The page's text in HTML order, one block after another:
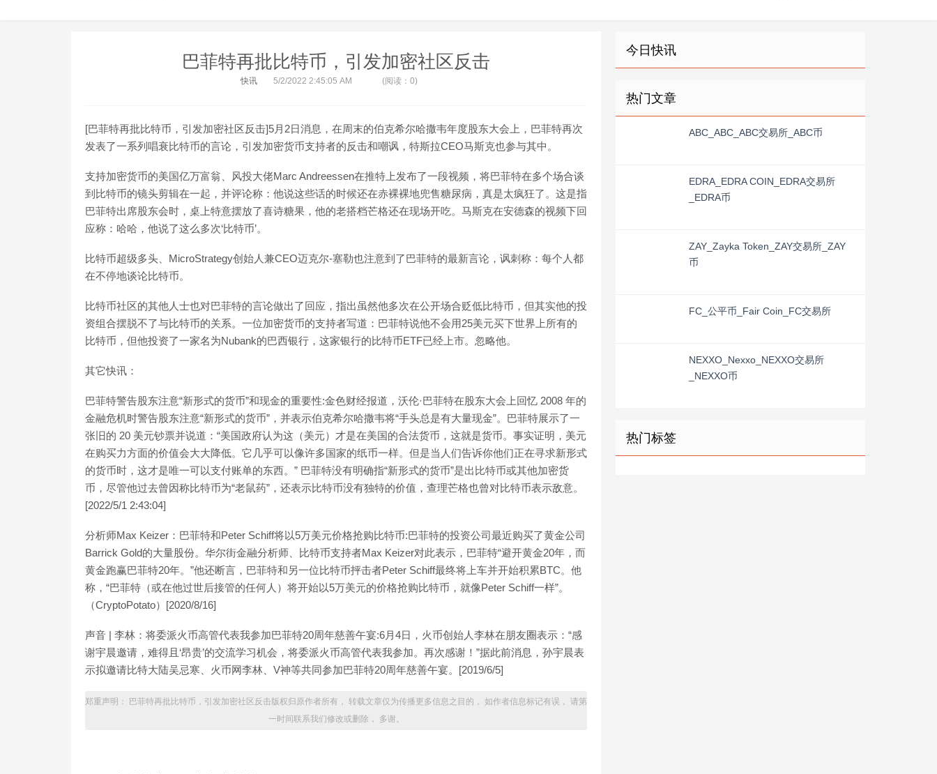
巴菲特再批比特币，引发加密社区反击
快讯 5/2/2022 2:45:05 AM (阅读：0)
[巴菲特再批比特币，引发加密社区反击]5月2日消息，在周末的伯克希尔哈撒韦年度股东大会上，巴菲特再次
发表了一系列唱衰比特币的言论，引发加密货币支持者的反击和嘲讽，特斯拉CEO马斯克也参与其中。
支持加密货币的美国亿万富翁、风投大佬Marc Andreessen在推特上发布了一段视频，将巴菲特在多个场合谈
到比特币的镜头剪辑在一起，并评论称：他说这些话的时候还在赤裸裸地兜售糖尿病，真是太疯狂了。这是指
巴菲特出席股东会时，桌上特意摆放了喜诗糖果，他的老搭档芒格还在现场开吃。马斯克在安德森的视频下回
应称：哈哈，他说了这么多次‘比特币’。
比特币超级多头、MicroStrategy创始人兼CEO迈克尔-塞勒也注意到了巴菲特的最新言论，讽刺称：每个人都
在不停地谈论比特币。
比特币社区的其他人士也对巴菲特的言论做出了回应，指出虽然他多次在公开场合贬低比特币，但其实他的投
资组合摆脱不了与比特币的关系。一位加密货币的支持者写道：巴菲特说他不会用25美元买下世界上所有的
比特币，但他投资了一家名为Nubank的巴西银行，这家银行的比特币ETF已经上市。忽略他。
其它快讯：
巴菲特警告股东注意“新形式的货币”和现金的重要性:金色财经报道，沃伦·巴菲特在股东大会上回忆 2008 年的
金融危机时警告股东注意“新形式的货币”，并表示伯克希尔哈撒韦将“手头总是有大量现金”。巴菲特展示了一
张旧的 20 美元钞票并说道：“美国政府认为这（美元）才是在美国的合法货币，这就是货币。事实证明，美元
在购买力方面的价值会大大降低。它几乎可以像许多国家的纸币一样。但是当人们告诉你他们正在寻求新形式
的货币时，这才是唯一可以支付账单的东西。” 巴菲特没有明确指“新形式的货币”是出比特币或其他加密货
币，尽管他过去曾因称比特币为“老鼠药”，还表示比特币没有独特的价值，查理芒格也曾对比特币表示敌意。
[2022/5/1 2:43:04]
分析师Max Keizer：巴菲特和Peter Schiff将以5万美元价格抢购比特币:巴菲特的投资公司最近购买了黄金公司
Barrick Gold的大量股份。华尔街金融分析师、比特币支持者Max Keizer对此表示，巴菲特“避开黄金20年，而
黄金跑赢巴菲特20年。”他还断言，巴菲特和另一位比特币抨击者Peter Schiff最终将上车并开始积累BTC。他
称，“巴菲特（或在他过世后接管的任何人）将开始以5万美元的价格抢购比特币，就像Peter Schiff一样”。
（CryptoPotato）[2020/8/16]
声音 | 李林：将委派火币高管代表我参加巴菲特20周年慈善午宴:6月4日，火币创始人李林在朋友圈表示：“感
谢宇晨邀请，难得且‘昂贵’的交流学习机会，将委派火币高管代表我参加。再次感谢！”据此前消息，孙宇晨表
示拟邀请比特大陆吴忌寒、火币网李林、V神等共同参加巴菲特20周年慈善午宴。[2019/6/5]
郑重声明： 巴菲特再批比特币，引发加密社区反击版权归原作者所有， 转载文章仅为传播更多信息之目的， 如作者信息标记有误， 请第
一时间联系我们修改或删除， 多谢。
今日快讯
热门文章
ABC_ABC_ABC交易所_ABC币
EDRA_EDRA COIN_EDRA交易所
_EDRA币
ZAY_Zayka Token_ZAY交易所_ZAY
币
FC_公平币_Fair Coin_FC交易所
NEXXO_Nexxo_NEXXO交易所
_NEXXO币
热门标签